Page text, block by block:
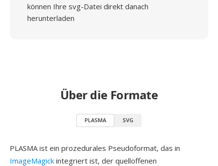
können Ihre svg-Datei direkt danach
herunterladen
Über die Formate
PLASMA SVG
PLASMA ist ein prozedurales Pseudoformat, das in
ImageMagick integriert ist, der quelloffenen